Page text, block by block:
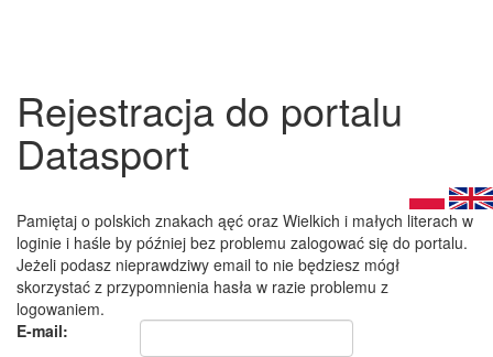
Rejestracja do portalu
Datasport
Pamiętaj o polskich znakach ąęć oraz Wielkich i małych literach w
loginie i haśle by później bez problemu zalogować się do portalu.
Jeżeli podasz nieprawdziwy email to nie będziesz mógł
skorzystać z przypomnienia hasła w razie problemu z
logowaniem.
E-mail: